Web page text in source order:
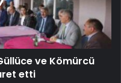
ve Kömürcü
etti